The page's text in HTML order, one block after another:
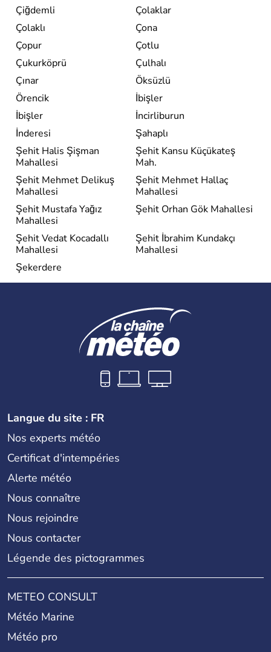
Çiğdemli
Çolaklar
Çolaklı
Çona
Çopur
Çotlu
Çukurköprü
Çulhalı
Çınar
Öksüzlü
Örencik
İbişler
İbişler
İncirliburun
İnderesi
Şahaplı
Şehit Halis Şişman
Mahallesi
Şehit Kansu Küçükateş
Mah.
Şehit Mehmet Delikuş
Mahallesi
Şehit Mehmet Hallaç
Mahallesi
Şehit Mustafa Yağız
Mahallesi
Şehit Orhan Gök Mahallesi
Şehit Vedat Kocadallı
Mahallesi
Şehit İbrahim Kundakçı
Mahallesi
Şekerdere
Langue du site : FR
Nos experts météo
Certificat d'intempéries
Alerte météo
Nous connaître
Nous rejoindre
Nous contacter
Légende des pictogrammes
METEO CONSULT
Météo Marine
Météo pro